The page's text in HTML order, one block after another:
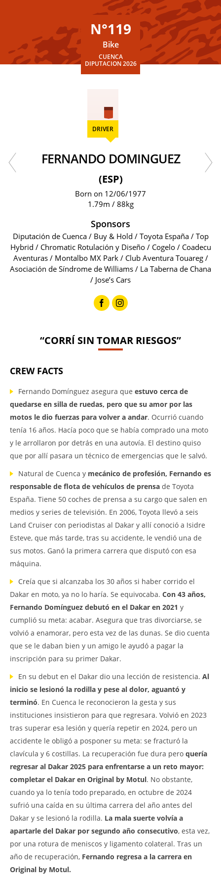
N°119
Bike
CUENCA
DIPUTACION 2026
DRIVER
FERNANDO DOMINGUEZ
(ESP)
Born on 12/06/1977
1.79m / 88kg
Sponsors
Diputación de Cuenca / Buy & Hold / Toyota España / Top
Hybrid / Chromatic Rotulación y Diseño / Cogelo / Coadecu
Aventuras / Montalbo MX Park / Club Aventura Touareg /
Asociación de Síndrome de Williams / La Taberna de Chana
/ Jose’s Cars
“CORRÍ SIN TOMAR RIESGOS”
CREW FACTS
Fernando Domínguez asegura que estuvo cerca de
quedarse en silla de ruedas, pero que su amor por las
motos le dio fuerzas para volver a andar. Ocurrió cuando
tenía 16 años. Hacía poco que se había comprado una moto
y le arrollaron por detrás en una autovía. El destino quiso
que por allí pasara un técnico de emergencias que le salvó.
Natural de Cuenca y mecánico de profesión, Fernando es
responsable de flota de vehículos de prensa de Toyota
España. Tiene 50 coches de prensa a su cargo que salen en
medios y series de televisión. En 2006, Toyota llevó a seis
Land Cruiser con periodistas al Dakar y allí conoció a Isidre
Esteve, que más tarde, tras su accidente, le vendió una de
sus motos. Ganó la primera carrera que disputó con esa
máquina.
Creía que si alcanzaba los 30 años si haber corrido el
Dakar en moto, ya no lo haría. Se equivocaba. Con 43 años,
Fernando Domínguez debutó en el Dakar en 2021 y
cumplió su meta: acabar. Asegura que tras divorciarse, se
volvió a enamorar, pero esta vez de las dunas. Se dio cuenta
que se le daban bien y un amigo le ayudó a pagar la
inscripción para su primer Dakar.
En su debut en el Dakar dio una lección de resistencia. Al
inicio se lesionó la rodilla y pese al dolor, aguantó y
terminó. En Cuenca le reconocieron la gesta y sus
instituciones insistieron para que regresara. Volvió en 2023
tras superar esa lesión y quería repetir en 2024, pero un
accidente le obligó a posponer su meta: se fracturó la
clavícula y 6 costillas. La recuperación fue dura pero quería
regresar al Dakar 2025 para enfrentarse a un reto mayor:
completar el Dakar en Original by Motul. No obstante,
cuando ya lo tenía todo preparado, en octubre de 2024
sufrió una caída en su última carrera del año antes del
Dakar y se lesionó la rodilla. La mala suerte volvía a
apartarle del Dakar por segundo año consecutivo, esta vez,
por una rotura de meniscos y ligamento colateral. Tras un
año de recuperación, Fernando regresa a la carrera en
Original by Motul.